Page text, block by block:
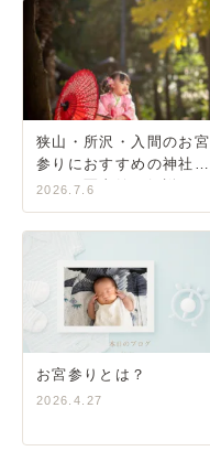
狭山・所沢・入間のお宮
参りにおすすめの神社ガ
イド｜写真館が解説
2026.7.6
お宮参りとは？
2026.4.27